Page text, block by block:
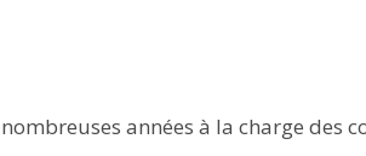
années à la charge des